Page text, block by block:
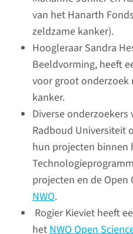
van het Hanarth
zeldzame kanker).
Hoogleraar Sandra
Beeldvorming, heeft
voor groot
kanker.
Diverse
Radboud Universiteit
hun projecten binnen
projecten en de Open
NWO.
Rogier Kieviet heeft
hetNWO Open
lees meer
Valorisatie
waarde uit
onderzoek
In het
onze
zoeken naar
aangaan van